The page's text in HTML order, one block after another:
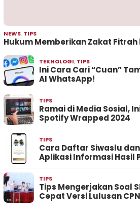
NEWS, TIPS
Hukum Memberikan Zakat Fitrah
TEKNOLOGI, TIPS
Ini Cara Cari “Cuan”
AI WhatsApp!
TIPS
Ramai di Media Sosial,
Spotify Wrapped 2024
TIPS
Cara Daftar Siwaslu
Aplikasi Informasi Hasil
TIPS
Tips Mengerjakan Soal
Cepat Versi Lulusan